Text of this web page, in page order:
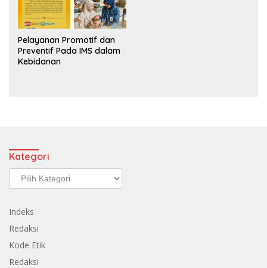
Pelayanan Promotif dan
Preventif Pada IMS dalam
Kebidanan
Kategori
Kategori
Indeks
Redaksi
Kode Etik
Redaksi